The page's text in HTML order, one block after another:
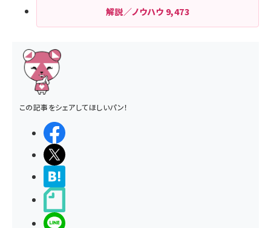
解説／ノウハウ 9,473
この記事をシェアしてほしいパン！